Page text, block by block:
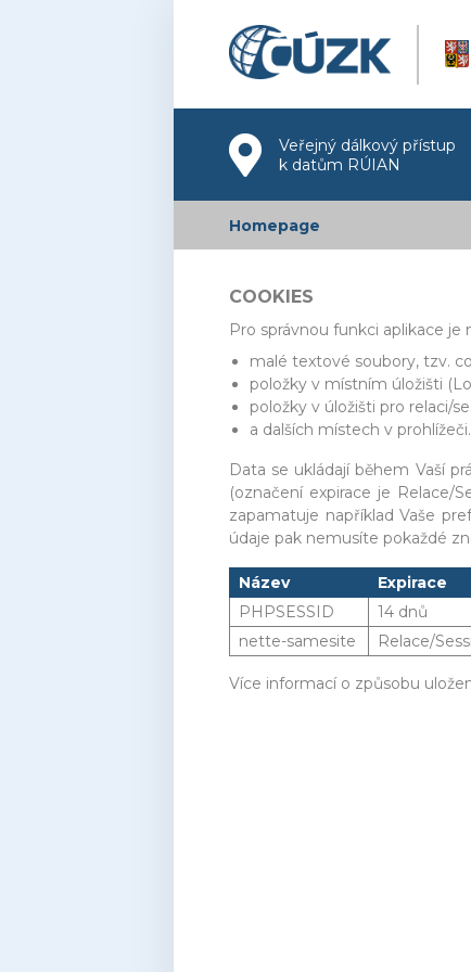
Veřejný dálkový přístup
k datům RÚIAN
Homepage
COOKIES
Pro správnou funkci aplikace
malé textové soubory, tzv.
položky v místním úložišti
položky v úložišti pro relaci/
a dalších místech v prohlížeči.
Data se ukládají během Vaší
(označení expirace je Relace/
zapamatuje například Vaše
údaje pak nemusíte pokaždé
Název Expirace
PHPSESSID
14 dnů
nette-samesite
Relace/
Více informací o způsobu